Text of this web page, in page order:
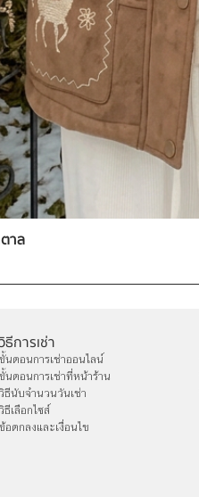
าล
ธีการเช่า
นตอนการเช่าออนไลน์
นตอนการเช่าที่หน้าร้าน
ธีนับจำนวนวันเช่า
ธีเลือกไซส์
อตกลงและเงื่อนไข